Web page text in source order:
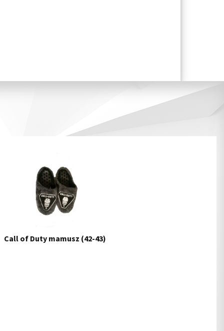
Call of Duty mamusz (42-43)